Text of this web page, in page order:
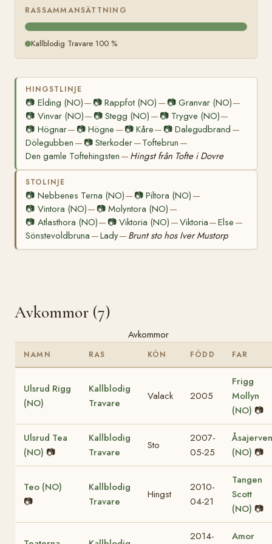
RASSAMMANSÄTTNING
Kallblodig Travare 100 %
HINGSTLINJE
📷 Elding (NO)— 📷Rappfot (NO) — 📷 Granvar (NO)—
📷 Vinvar (NO)— 📷Stegg (NO) — 📷 Trygve (NO)—
📷 Högnar— 📷Högne — 📷 Kåre— 📷 Dalegudbrand —
Dölegubben — 📷Sterkoder—Toftebrun —
Den gamle Toftehingsten — Hingst från Tofte i Dovre
STOLINJE
📷 Nebbenes Terna (NO)— 📷Piltora (NO) —
📷 Vintora (NO)— 📷Molyntora (NO) —
📷 Atlasthora (NO)— 📷Viktoria (NO) —Viktoria—Else —
Sönstevoldbruna —Lady— Brunt sto hos Iver Mustorp
Avkommor (7)
Avkommor
NAMN RAS KÖN FÖDD FAR
Ulsrud Rigg
(NO)
Kallblodig
Travare
Valack 2005
Frigg
Mollyn
(NO) 📷
Ulsrud Tea
(NO) 📷
Kallblodig
Travare
Sto
2007-
05-25
Åsajerven
(NO) 📷
Teo (NO)
📷
Kallblodig
Travare
Hingst
2010-
04-21
Tangen
Scott
(NO) 📷
2014-
Amor